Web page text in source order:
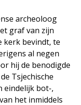
archeoloog
graf van zijn
kerk bevindt, te
al negen
hij de benodigde
Tsjechische
eindelijk bot-,
het inmiddels